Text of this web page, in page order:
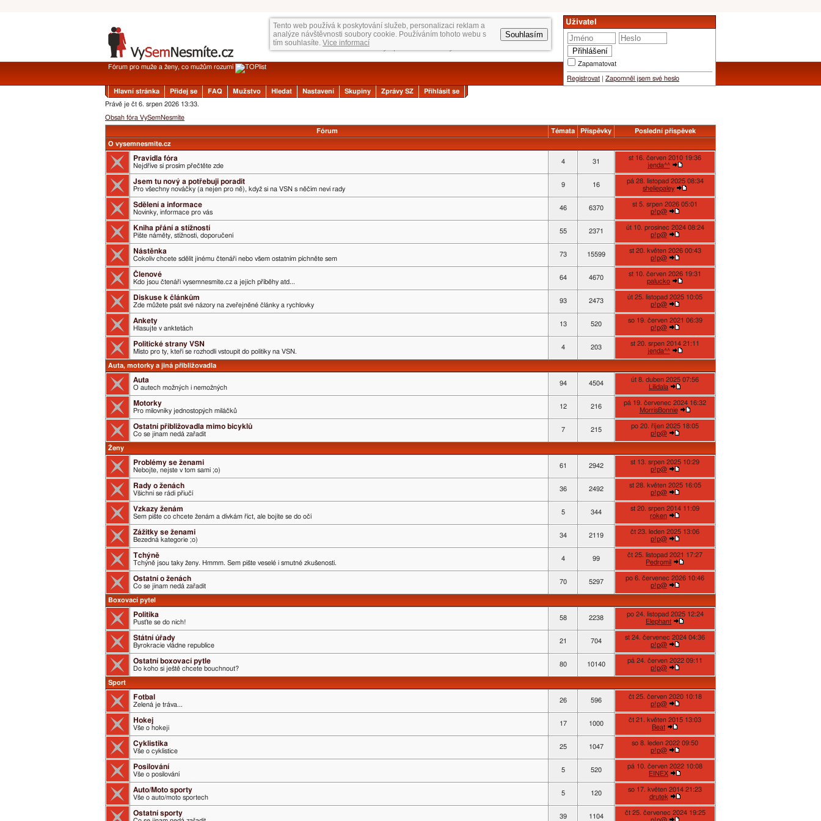
Tento web používá k poskytování služeb, personalizaci reklam a
analýze návštěvnosti soubory cookie. Používáním tohoto webu s
tím souhlasíte. Vice informací
Souhlasím
Uživatel
Zapamatovat
Registrovat Zapomněl jsem své heslo
Fórum pro muže a ženy, co mužům rozumí
Hlavní stránka Přidej se FAQ Mužstvo Hledat Nastavení Skupiny Zprávy SZ
Přihlásit se
Právě je čt 6. srpen 2026 13:33.
Obsah fóra VySemNesmíte
Fórum
Témata Příspěvky
Poslední příspěvek
O vysemnesmite.cz
Pravidla fóra
Nejdříve si prosím přečtěte zde
4 31
st 16. červen 2010 19:36
jenda^^
Jsem tu nový a potřebuji poradit
Pro všechny nováčky (a nejen pro ně), když si na VSN s něčím neví rady
9 16
pá 28. listopad 2025 08:34
sheliepaley
Sdělení a informace
Novinky, informace pro vás
46 6370
st 5. srpen 2026 05:01
p!p@
Kniha přání a stížností
Pište náměty, stížnosti, doporučení
55 2371
út 10. prosinec 2024 08:24
p!p@
Nástěnka
Cokoliv chcete sdělit jinému čtenáři nebo všem ostatním píchněte sem
73 15599
st 20. květen 2026 00:43
p!p@
Členové
Kdo jsou čtenáři vysemnesmite.cz a jejich příběhy atd...
64 4670
st 10. červen 2026 19:31
palucko
Diskuse k článkům
Zde můžete psát své názory na zveřejněné články a rychlovky
93 2473
út 25. listopad 2025 10:05
p!p@
Ankety
Hlasujte v anktetách
13 520
so 19. červen 2021 06:39
p!p@
Politické strany VSN
Místo pro ty, kteří se rozhodli vstoupit do politiky na VSN.
4 203
st 20. srpen 2014 21:11
jenda^^
Auta, motorky a jiná přibližovadla
Auta
O autech možných i nemožných
94 4504
út 8. duben 2025 07:56
Lilidala
Motorky
Pro milovníky jednostopých miláčků
12 216
pá 19. červenec 2024 16:32
MorrisBonnie
Ostatní přibližovadla mimo bicyklů
Co se jinam nedá zařadit
7 215
po 20. říjen 2025 18:05
p!p@
Ženy
Problémy se ženami
Nebojte, nejste v tom sami ;o)
61 2942
st 13. srpen 2025 10:29
p!p@
Rady o ženách
Všichni se rádi přiučí
36 2492
st 28. květen 2025 16:05
p!p@
Vzkazy ženám
Sem pište co chcete ženám a dívkám říct, ale bojíte se do očí
5 344
st 20. srpen 2014 11:09
roken
Zážitky se ženami
Bezedná kategorie ;o)
34 2119
čt 23. leden 2025 13:06
p!p@
Tchýně
Tchýně jsou taky ženy. Hmmm. Sem pište veselé i smutné zkušenosti.
4 99
čt 25. listopad 2021 17:27
Pedromil
Ostatní o ženách
Co se jinam nedá zařadit
70 5297
po 6. červenec 2026 10:46
p!p@
Boxovací pytel
Politika
Pusťte se do nich!
58 2238
po 24. listopad 2025 12:24
Elephant
Státní úřady
Byrokracie vládne republice
21 704
st 24. červenec 2024 04:36
p!p@
Ostatní boxovací pytle
Do koho si ještě chcete bouchnout?
80 10140
pá 24. červen 2022 09:11
p!p@
Sport
Fotbal
Zelená je tráva...
26 596
čt 25. červen 2020 10:18
p!p@
Hokej
Vše o hokeji
17 1000
čt 21. květen 2015 13:03
Beat
Cyklistika
Vše o cyklistice
25 1047
so 8. leden 2022 09:50
p!p@
Posilování
Vše o posilování
5 520
pá 10. červen 2022 10:08
EINEX
Auto/Moto sporty
Vše o auto/moto sportech
5 120
so 17. květen 2014 21:23
drutek
Ostatní sporty 39 1104
čt 25. červenec 2024 19:25